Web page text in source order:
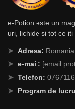
e-Potion este un
uri, lichide si tot ce
Adresa:
e-mail: [email
Telefon:
Program de